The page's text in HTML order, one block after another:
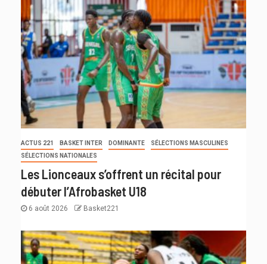
ACTUS 221 BASKET INTER DOMINANTE
SÉLECTIONS MASCULINES
SÉLECTIONS NATIONALES
Les Lionceaux s’offrent un récital pour
débuter l’Afrobasket U18
6 août 2026 Basket221